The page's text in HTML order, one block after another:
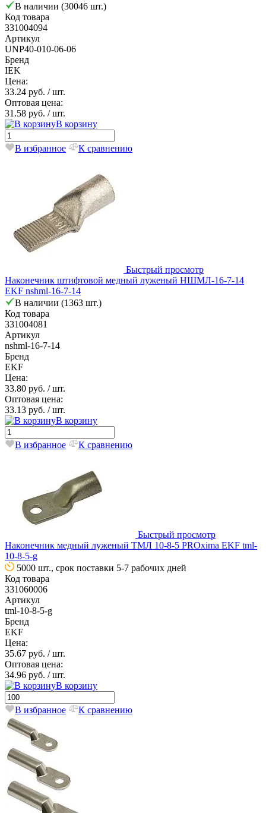
В наличии (30046 шт.)
Код товара
331004094
Артикул
UNP40-010-06-06
Бренд
IEK
Цена:
33.24 руб. / шт.
Оптовая цена:
31.58 руб. / шт.
В корзину
В избранное К сравнению
Быстрый просмотр
Наконечник штифтовой медный луженый НШМЛ-16-7-14
EKF nshml-16-7-14
В наличии (1363 шт.)
Код товара
331004081
Артикул
nshml-16-7-14
Бренд
EKF
Цена:
33.80 руб. / шт.
Оптовая цена:
33.13 руб. / шт.
В корзину
В избранное К сравнению
Быстрый просмотр
Наконечник медный луженый ТМЛ 10-8-5 PROxima EKF tml-
10-8-5-g
5000 шт., срок поставки 5-7 рабочих дней
Код товара
331060006
Артикул
tml-10-8-5-g
Бренд
EKF
Цена:
35.67 руб. / шт.
Оптовая цена:
34.96 руб. / шт.
В корзину
В избранное К сравнению